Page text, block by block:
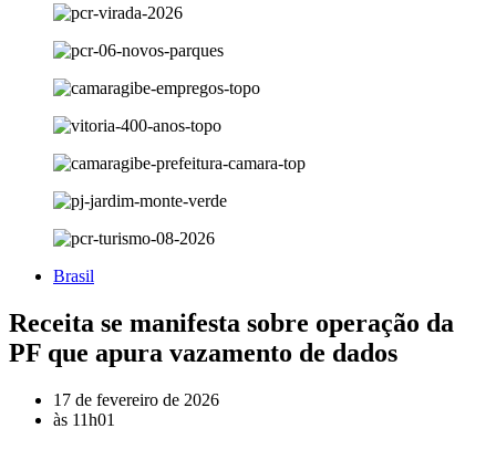
Brasil
Receita se manifesta sobre operação da
PF que apura vazamento de dados
17 de fevereiro de 2026
às 11h01